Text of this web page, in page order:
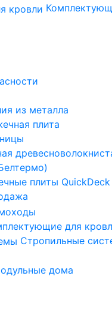
из металла
плита
плиты QuickDeck
для
Стропильные
дома